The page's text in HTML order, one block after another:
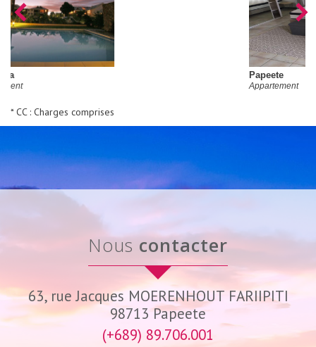
* CC : Charges comprises
nous contacter
63, rue Jacques MOERENHOUT FARIIPITI
98713 Papeete
(+689) 89.706.001